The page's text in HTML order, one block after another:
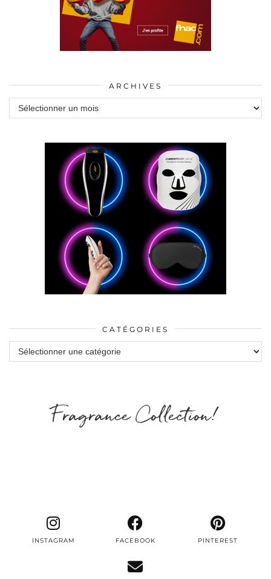
ARCHIVES
Archives
CATÉGORIES
Catégories
Fragrance Collection!
INSTAGRAM FACEBOOK PINTEREST